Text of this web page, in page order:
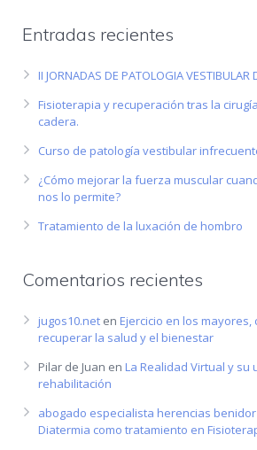
Entradas recientes
II JORNADAS DE PATOLOGIA VESTIBULAR
Fisioterapia y recuperación tras la
cadera.
Curso de patología vestibular
¿Cómo mejorar la fuerza muscular
nos lo permite?
Tratamiento de la luxación de hombro
Comentarios recientes
jugos10.net en Ejercicio en los
recuperar la salud y el bienestar
Pilar de Juan en La Realidad Virtual y su
rehabilitación
abogado especialista herencias benidor
Diatermia como tratamiento en